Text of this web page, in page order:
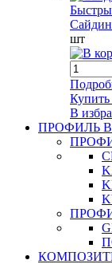
шт
Купить
В
ПРОФИЛЬ